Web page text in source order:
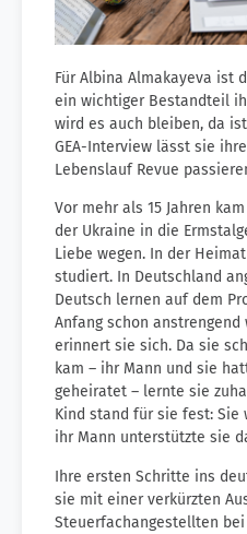
Für Albina Almakayeva ist
ein wichtiger Bestandteil
wird es auch bleiben, da
GEA-Interview lässt sie
Lebenslauf Revue
Vor mehr als 15 Jahren
der Ukraine in die
Liebe wegen. In der
studiert. In Deutschland
Deutsch lernen auf dem
Anfang schon anstrengend
erinnert sie sich. Da sie
kam – ihr Mann und sie
geheiratet – lernte sie
Kind stand für sie fest: Sie
ihr Mann unterstützte sie
Ihre ersten Schritte ins
sie mit einer verkürzten
Steuerfachangestellten